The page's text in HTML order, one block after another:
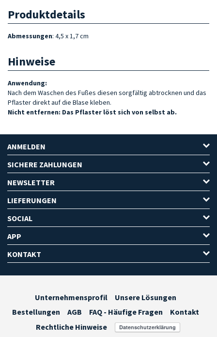
Produktdetails
Abmessungen: 4,5 x 1,7 cm
Hinweise
Anwendung:
Nach dem Waschen des Fußes diesen sorgfältig abtrocknen und das
Pflaster direkt auf die Blase kleben.
Nicht entfernen: Das Pflaster löst sich von selbst ab.
ANMELDEN
SICHERE ZAHLUNGEN
NEWSLETTER
LIEFERUNGEN
SOCIAL
APP
KONTAKT
Unternehmensprofil
Unsere Lösungen
Bestellungen
AGB FAQ - Häufige Fragen
Kontakt
Rechtliche Hinweise